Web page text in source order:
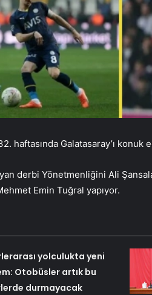
haftasında Galatasaray’ı konuk
derbi Yönetmenliğini Ali
Emin Tuğral yapıyor.
yolculukta yeni
Otobüsler artık bu
durmayacak